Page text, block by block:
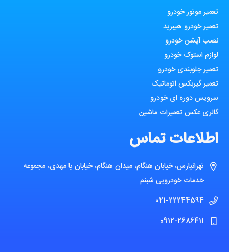
تعمیر موتور خودرو
تعمیر خودرو هیبرید
نصب آپشن خودرو
لوازم استوک خودرو
تعمیر جلوبندی خودرو
تعمیر گیربکس اتوماتیک
سرویس دوره ای خودرو
گالری عکس تعمیرات ماشین
اطلاعات تماس
تهرانپارس، خیابان هنگام، میدان هنگام، خیابان یا مهدی، مجموعه
خدمات خودرویی شبنم
021-22244594
0912-2686411